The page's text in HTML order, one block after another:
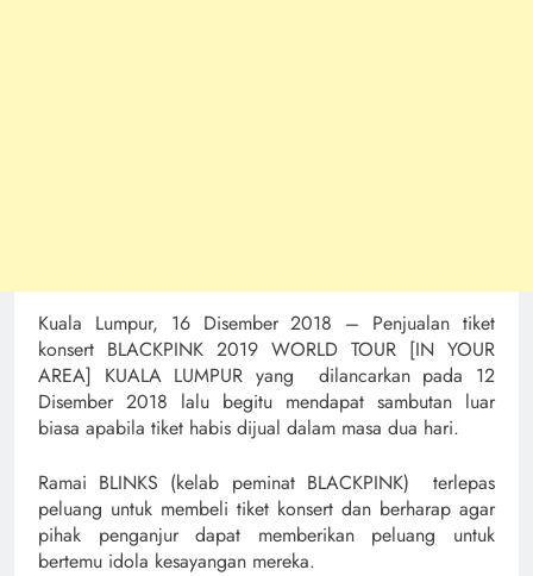
Kuala Lumpur, 16 Disember 2018 – Penjualan tiket
konsert BLACKPINK 2019 WORLD TOUR [IN YOUR
AREA] KUALA LUMPUR yang dilancarkan pada 12
Disember 2018 lalu begitu mendapat sambutan luar
biasa apabila tiket habis dijual dalam masa dua hari.
Ramai BLINKS (kelab peminat BLACKPINK) terlepas
peluang untuk membeli tiket konsert dan berharap agar
pihak penganjur dapat memberikan peluang untuk
bertemu idola kesayangan mereka.